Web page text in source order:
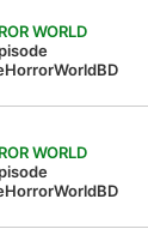
WORLD
WORLD